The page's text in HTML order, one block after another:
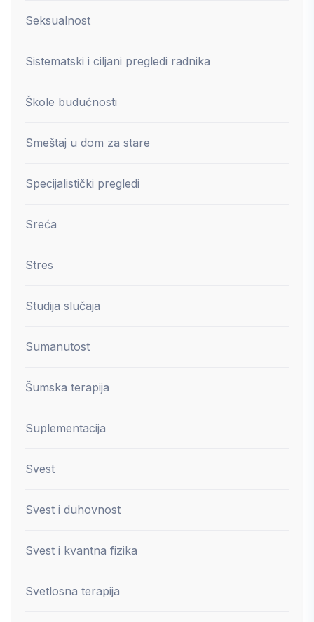
Seksualnost
Sistematski i ciljani pregledi radnika
Škole budućnosti
Smeštaj u dom za stare
Specijalistički pregledi
Sreća
Stres
Studija slučaja
Sumanutost
Šumska terapija
Suplementacija
Svest
Svest i duhovnost
Svest i kvantna fizika
Svetlosna terapija